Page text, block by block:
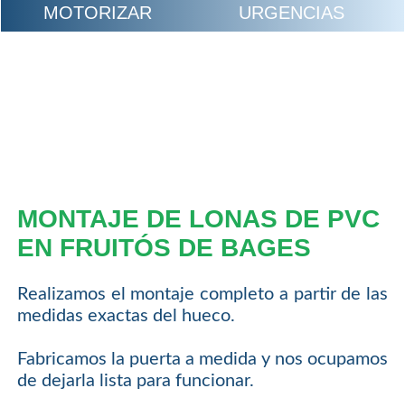
MOTORIZAR
URGENCIAS
MONTAJE DE LONAS DE PVC
EN FRUITÓS DE BAGES
Realizamos el montaje completo a partir de las
medidas exactas del hueco.
Fabricamos la puerta a medida y nos ocupamos
de dejarla lista para funcionar.